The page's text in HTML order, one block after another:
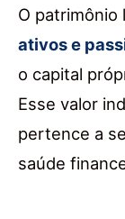
O patrimônio
ativos e
o capital
Esse valor
pertence a
saúde